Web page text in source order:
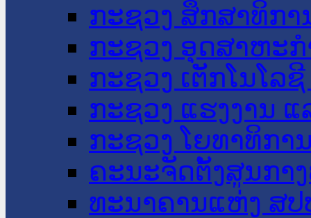
ກະຊວງ ສຶກສາທິກາ
ກະຊວງ ອຸດສາຫະ
ກະຊວງ ເຕັກໂນໂລ
ກະຊວງ ແຮງງານ
ກະຊວງ ໂຍທາທິກາ
ຄະນະຈັດຕັ້ງສູນກາ
ທະນາຄານແຫ່ງ ສປ